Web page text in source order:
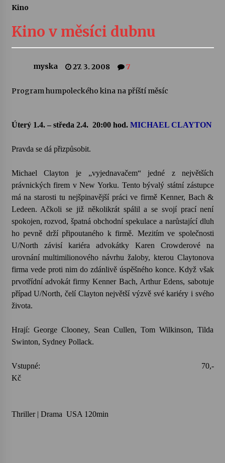
Sukuba Ensemble
4. 8. 2026
Vernisáž výstavy Josefíny Duškové: Stávám se
kapkou
30. 7. 2026
28. 7. 2026
Letní koncerty ve Stromovce: Kolchoz a
Jenakaši
28. 7. 2026
Votavžatský ploty
23. 7. 2026
Letní koncerty ve Stromovce: Rufus Miller
Kino
Kino v měsíci dubnu
myska 27. 3. 2008 7
Program humpoleckého kina na příští měsíc
Úterý 1.4. – středa 2.4. 20:00 hod. MICHAEL CLAYTON
Pravda se dá přizpůsobit.
Michael Clayton je „vyjednavačem“ jedné z největších
právnických firem v New Yorku. Tento bývalý státní zástupce
má na starosti tu nejšpinavější práci ve firmě Kenner, Bach &
Ledeen. Ačkoli se již několikrát spálil a se svojí prací není
spokojen, rozvod, špatná obchodní spekulace a narůstající dluh
ho pevně drží připoutaného k firmě. Mezitím ve společnosti
U/North závisí kariéra advokátky Karen Crowderové na
urovnání multimilionového návrhu žaloby, kterou Claytonova
firma vede proti nim do zdánlivě úspěšného konce. Když však
prvotřídní advokát firmy Kenner Bach, Arthur Edens, sabotuje
případ U/North, čelí Clayton největší výzvě své kariéry i svého
života.
Hrají: George Clooney, Sean Cullen, Tom Wilkinson, Tilda
Swinton, Sydney Pollack.
Vstupné: 70,-
Kč
Thriller | Drama USA 120min